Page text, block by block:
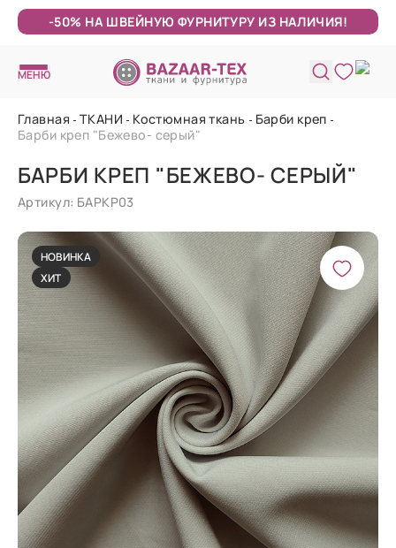
-50% НА ШВЕЙНУЮ ФУРНИТУРУ ИЗ НАЛИЧИЯ!
МЕНЮ
Главная ТКАНИ Костюмная ткань
Барби креп
Барби креп "Бежево- серый"
БАРБИ КРЕП "БЕЖЕВО- СЕРЫЙ"
Артикул: БАРКР03
НОВИНКА
ХИТ